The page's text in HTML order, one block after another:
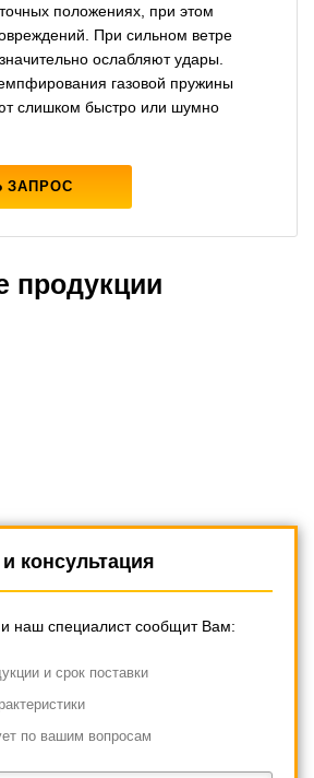
положениях, при этом
При сильном ветре
ослабляют удары.
газовой пружины
слишком быстро или шумно
ЗАПРОС
продукции
консультация
наш специалист сообщит Вам:
и срок поставки
по вашим вопросам